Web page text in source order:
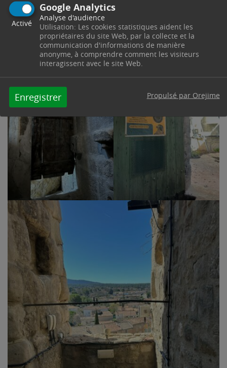
Google Analytics
Activé
Analyse d'audience
Utilisation: Les cookies statistiques aident les
propriétaires du site Web, par la collecte et la
communication d'informations de manière
anonyme, à comprendre comment les visiteurs
interagissent avec le site Web.
Enregistrer Propulsé par Orejime